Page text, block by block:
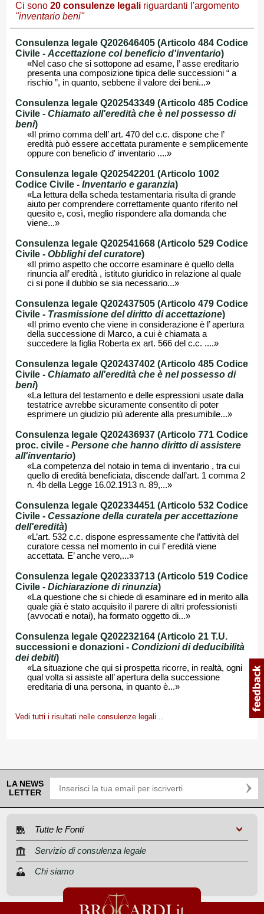
Ci sono 20 consulenze legali riguardanti l'argomento
"inventario beni"
Consulenza legale Q202646405 (Articolo 484 Codice
Civile - Accettazione col beneficio d'inventario)
«Nel caso che si sottopone ad esame, l’ asse ereditario
presenta una composizione tipica delle successioni “ a
rischio ”, in quanto, sebbene il valore dei beni...»
Consulenza legale Q202543349 (Articolo 485 Codice
Civile - Chiamato all'eredità che è nel possesso di
beni)
«Il primo comma dell’ art. 470 del c.c. dispone che l’
eredità può essere accettata puramente e semplicemente
oppure con beneficio d' inventario ....»
Consulenza legale Q202542201 (Articolo 1002
Codice Civile - Inventario e garanzia)
«La lettura della scheda testamentaria risulta di grande
aiuto per comprendere correttamente quanto riferito nel
quesito e, così, meglio rispondere alla domanda che
viene...»
Consulenza legale Q202541668 (Articolo 529 Codice
Civile - Obblighi del curatore)
«Il primo aspetto che occorre esaminare è quello della
rinuncia all’ eredità , istituto giuridico in relazione al quale
ci si pone il dubbio se sia necessario...»
Consulenza legale Q202437505 (Articolo 479 Codice
Civile - Trasmissione del diritto di accettazione)
«Il primo evento che viene in considerazione è l’ apertura
della successione di Marco, a cui è chiamata a
succedere la figlia Roberta ex art. 566 del c.c. ....»
Consulenza legale Q202437402 (Articolo 485 Codice
Civile - Chiamato all'eredità che è nel possesso di
beni)
«La lettura del testamento e delle espressioni usate dalla
testatrice avrebbe sicuramente consentito di poter
esprimere un giudizio più aderente alla presumibile...»
Consulenza legale Q202436937 (Articolo 771 Codice
proc. civile - Persone che hanno diritto di assistere
all'inventario)
«La competenza del notaio in tema di inventario , tra cui
quello di eredità beneficiata, discende dall’art. 1 comma 2
n. 4b della Legge 16.02.1913 n. 89,...»
Consulenza legale Q202334451 (Articolo 532 Codice
Civile - Cessazione della curatela per accettazione
dell'eredità)
«L’art. 532 c.c. dispone espressamente che l’attività del
curatore cessa nel momento in cui l’ eredità viene
accettata. E’ anche vero,...»
Consulenza legale Q202333713 (Articolo 519 Codice
Civile - Dichiarazione di rinunzia)
«La questione che si chiede di esaminare ed in merito alla
quale già è stato acquisito il parere di altri professionisti
(avvocati e notai), ha formato oggetto di...»
Consulenza legale Q202232164 (Articolo 21 T.U.
successioni e donazioni - Condizioni di deducibilità
dei debiti)
«La situazione che qui si prospetta ricorre, in realtà, ogni
qual volta si assiste all’ apertura della successione
ereditaria di una persona, in quanto è...»
Vedi tutti i risultati nelle consulenze legali...
LA NEWS
LETTER
Tutte le Fonti
Servizio di consulenza legale
Chi siamo